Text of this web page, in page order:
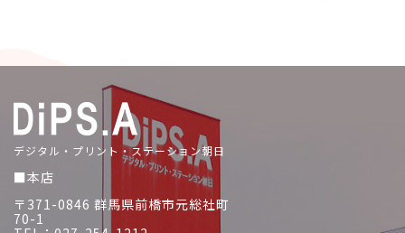
デジタル・プリント・ステーション朝日
■本店
〒371-0846 群馬県前橋市元総社町
70-1